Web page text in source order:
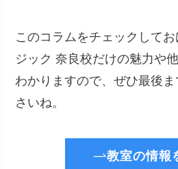
このコラムをチェックして
ジック 奈良校だけの魅力や
わかりますので、ぜひ最後
さいね。
教室の情報